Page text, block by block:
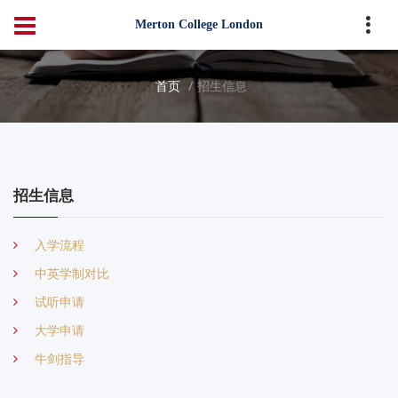
Merton College London
首页 招生信息
招生信息
入学流程
中英学制对比
试听申请
大学申请
牛剑指导